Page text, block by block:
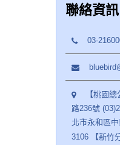
聯絡資訊
03-
【桃園總
路236號
北市永和區
3106 【新竹